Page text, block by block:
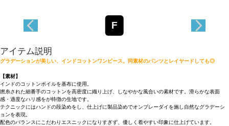
F
アイテム説明
グラデーションが美しい、インドコットンワンピース。同素材のパンツとレイヤードしても◎
【素材】
インドのコットンボイルを基布に使用。
撚糸された細番手のコットンを高密度に織り上げ、しなやかな風合いの素材です。滑らかな表面
感・適度なハリ感をが特徴の生地です。
テクニックにはハンドの段染めをし、仕上げに製品染めでオンブレーダイを施し自然なグラデーシ
ョンを表現。
配色のバランスにこだわりエスニックになりすぎず、優しく着やすい印象に仕上げています。